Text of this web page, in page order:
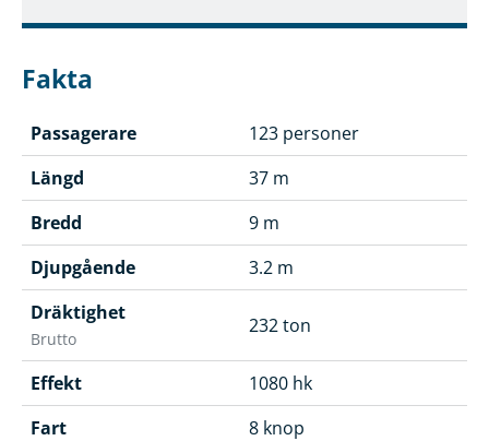
Fakta
Passagerare
123 personer
Längd
37 m
Bredd
9 m
Djupgående
3.2 m
Dräktighet
Brutto
232 ton
Effekt
1080 hk
Fart
8 knop